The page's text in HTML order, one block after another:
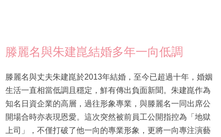
滕麗名與朱建崑結婚多年一向低調
滕麗名與丈夫朱建崑於2013年結婚，至今已超過十年，婚姻
生活一直相當低調且穩定，鮮有傳出負面新聞。朱建崑作為
知名日資企業的高層，過往形象專業，與滕麗名一同出席公
開場合時亦表現恩愛。這次突然被前員工公開指控為「地獄
上司」，不僅打破了他一向的專業形象，更將一向專注演藝